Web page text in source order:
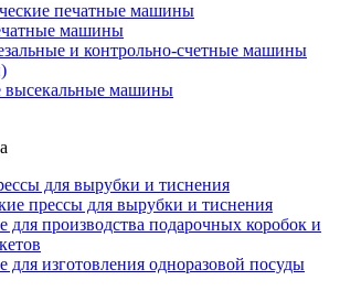
печатные машины
машины
и контрольно-счетные машины
высекальные машины
для вырубки и тиснения
прессы для вырубки и тиснения
для производства подарочных коробок и
для изготовления одноразовой посуды